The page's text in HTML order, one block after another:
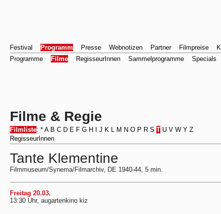
Festival Programm Presse Webnotizen Partner Filmpreise
Programme
Filme RegisseurInnen Sammelprogramme Specials
Filme & Regie
Filmliste: * A B C D E F G H J K L M N O P R S T U V W Y Z
RegisseurInnen
Tante Klementine
Filmmuseum/Synema/Filmarchiv, DE 1940-44, 5 min.
Freitag 20.03.
13:30 Uhr, augartenkino kiz